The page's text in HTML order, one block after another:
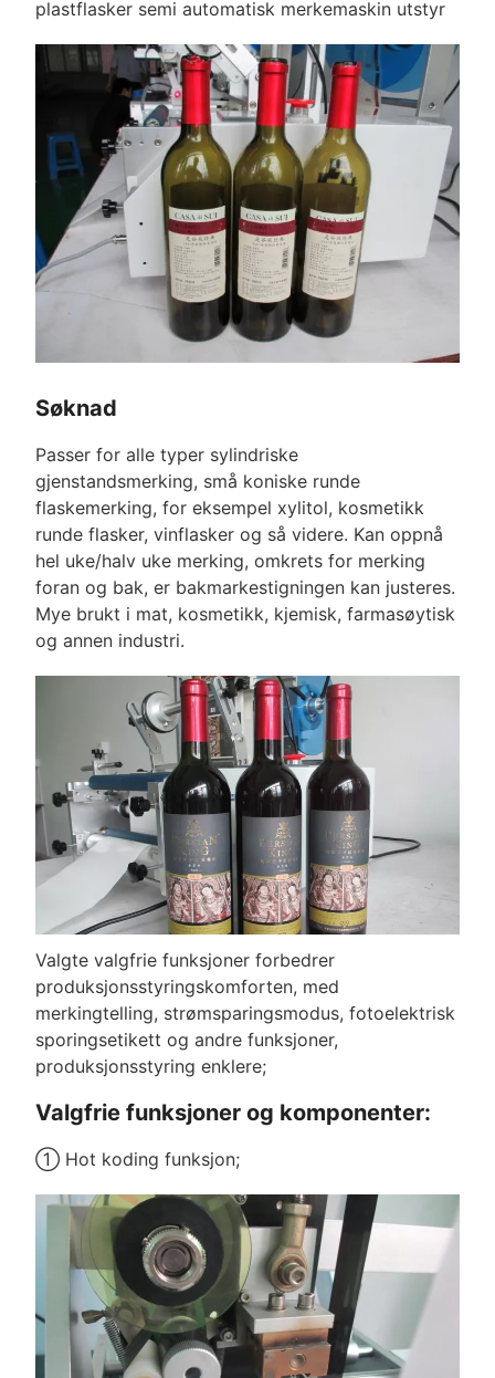
plastflasker semi automatisk merkemaskin utstyr
Søknad
Passer for alle typer sylindriske
gjenstandsmerking, små koniske runde
flaskemerking, for eksempel xylitol, kosmetikk
runde flasker, vinflasker og så videre. Kan oppnå
hel uke/halv uke merking, omkrets for merking
foran og bak, er bakmarkestigningen kan justeres.
Mye brukt i mat, kosmetikk, kjemisk, farmasøytisk
og annen industri.
Valgte valgfrie funksjoner forbedrer
produksjonsstyringskomforten, med
merkingtelling, strømsparingsmodus, fotoelektrisk
sporingsetikett og andre funksjoner,
produksjonsstyring enklere;
Valgfrie funksjoner og komponenter:
① Hot koding funksjon;